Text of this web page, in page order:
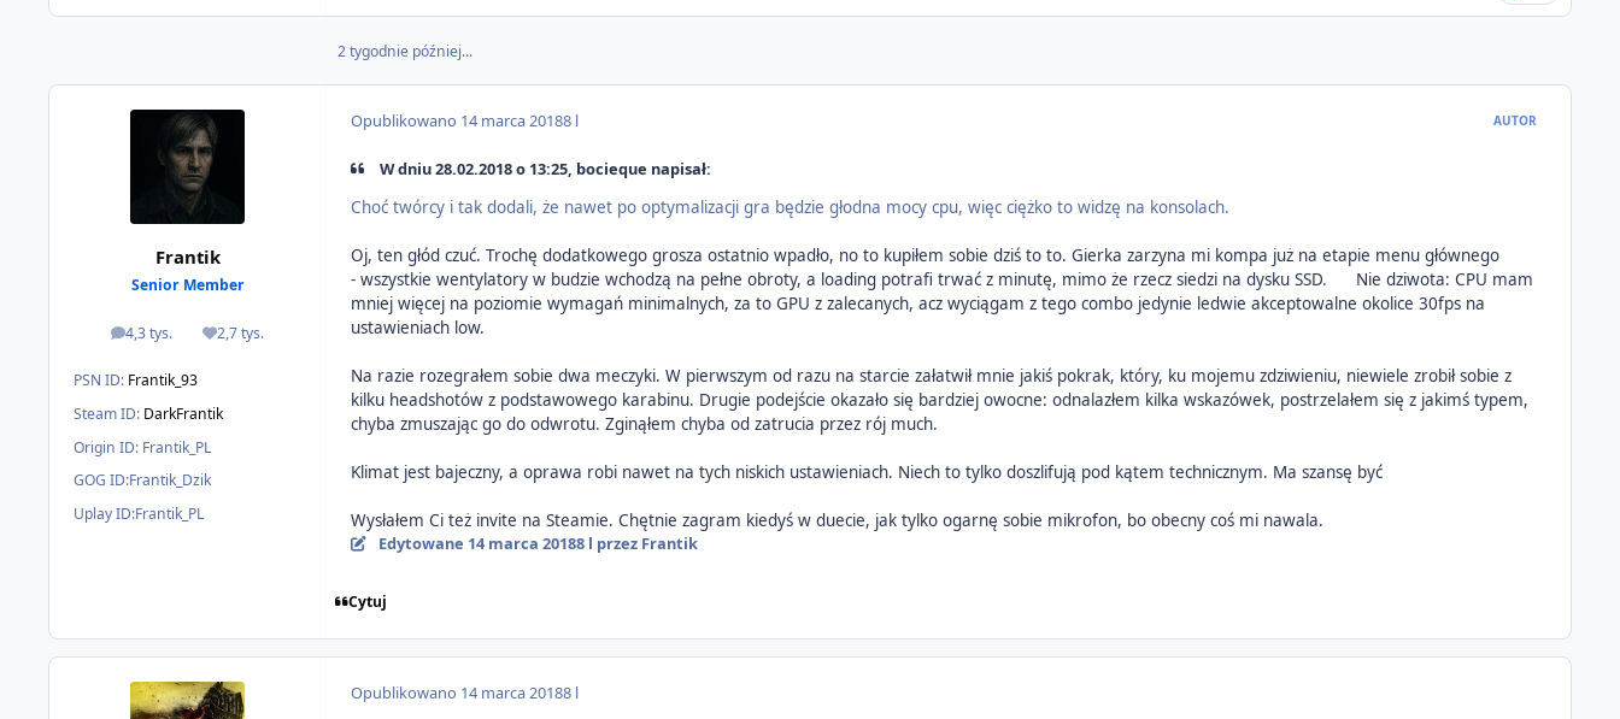
2 tygodnie później...
Frantik
Senior Member
4,3 tys.
odpowiedzi2,7 tys.
Reputacja
PSN ID: Frantik_93
Steam ID: DarkFrantik
Origin ID: Frantik_PL
GOG ID:Frantik_Dzik
Uplay ID:Frantik_PL
Opublikowano 14 marca 20188 l AUTOR
W dniu 28.02.2018 o 13:25, bocieque napisał:
Choć twórcy i tak dodali, że nawet po optymalizacji gra będzie głodna mocy cpu, więc ciężko to widzę na konsolach.
Oj, ten głód czuć. Trochę dodatkowego grosza ostatnio wpadło, no to kupiłem sobie dziś to to. Gierka zarzyna mi kompa już na etapie menu głównego
- wszystkie wentylatory w budzie wchodzą na pełne obroty, a loading potrafi trwać z minutę, mimo że rzecz siedzi na dysku SSD.
Nie dziwota: CPU mam
mniej więcej na poziomie wymagań minimalnych, za to GPU z zalecanych, acz wyciągam z tego combo jedynie ledwie akceptowalne okolice 30fps na
ustawieniach low.
Na razie rozegrałem sobie dwa meczyki. W pierwszym od razu na starcie załatwił mnie jakiś pokrak, który, ku mojemu zdziwieniu, niewiele zrobił sobie z
kilku headshotów z podstawowego karabinu. Drugie podejście okazało się bardziej owocne: odnalazłem kilka wskazówek, postrzelałem się z jakimś typem,
chyba zmuszając go do odwrotu. Zginąłem chyba od zatrucia przez rój much.
Klimat jest bajeczny, a oprawa robi nawet na tych niskich ustawieniach. Niech to tylko doszlifują pod kątem technicznym. Ma szansę być
Wysłałem Ci też invite na Steamie. Chętnie zagram kiedyś w duecie, jak tylko ogarnę sobie mikrofon, bo obecny coś mi nawala.
Edytowane 14 marca 20188 l przez Frantik
Cytuj
Opublikowano 14 marca 20188 l